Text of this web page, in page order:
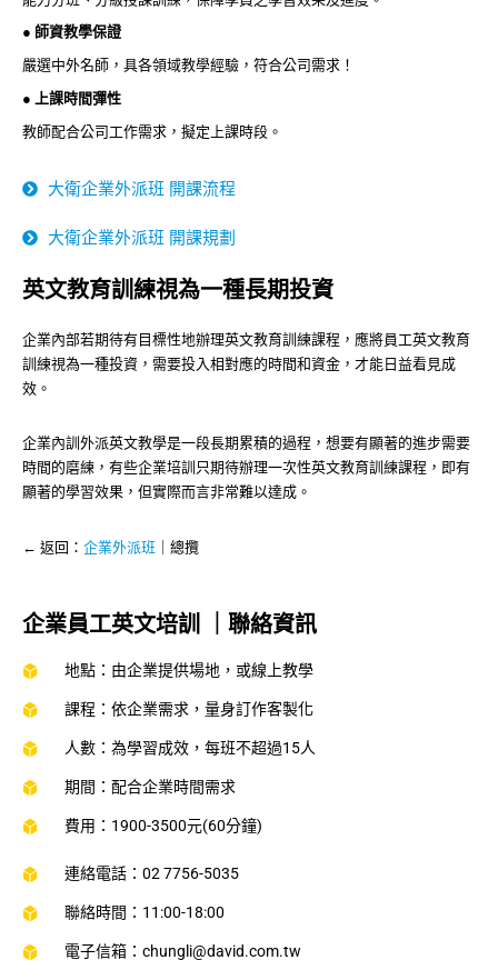
● 師資教學保證
嚴選中外名師，具各領域教學經驗，符合公司需求！
● 上課時間彈性
教師配合公司工作需求，擬定上課時段。
大衛企業外派班 開課流程
大衛企業外派班 開課規劃
英文教育訓練視為一種長期投資
企業內部若期待有目標性地辦理英文教育訓練課程，應將員工英文教育
訓練視為一種投資，需要投入相對應的時間和資金，才能日益看見成
效。
企業內訓外派英文教學是一段長期累積的過程，想要有顯著的進步需要
時間的磨練，有些企業培訓只期待辦理一次性英文教育訓練課程，即有
顯著的學習效果，但實際而言非常難以達成。
← 返回： 企業外派班 ｜總攬
企業員工英文培訓 ｜聯絡資訊
地點：由企業提供場地，或線上教學
課程：依企業需求，量身訂作客製化
人數：為學習成效，每班不超過15人
期間：配合企業時間需求
費用：1900-3500元(60分鐘)
連絡電話：02 7756-5035
聯絡時間：11:00-18:00
電子信箱：chungli@david.com.tw